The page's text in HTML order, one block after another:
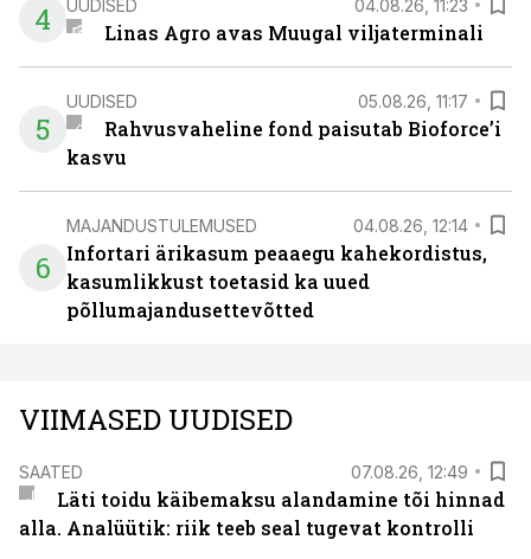
4 UUDISED 04.08.26, 11:23
Linas Agro avas Muugal viljaterminali
5
UUDISED 05.08.26, 11:17
Rahvusvaheline fond paisutab Bioforce’i
kasvu
6
MAJANDUSTULEMUSED 04.08.26, 12:14
Infortari ärikasum peaaegu kahekordistus,
kasumlikkust toetasid ka uued
põllumajandusettevõtted
VIIMASED UUDISED
SAATED 07.08.26, 12:49
Läti toidu käibemaksu alandamine tõi hinnad
alla. Analüütik: riik teeb seal tugevat kontrolli